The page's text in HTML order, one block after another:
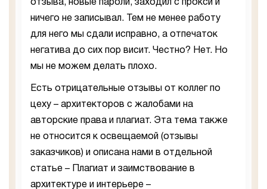
отзыва, новые пароли, заходил с прокси и
ничего не записывал. Тем не менее работу
для него мы сдали исправно, а отпечаток
негатива до сих пор висит. Честно? Нет. Но
мы не можем делать плохо.
Есть отрицательные отзывы от коллег по
цеху – архитекторов с жалобами на
авторские права и плагиат. Эта тема также
не относится к освещаемой (отзывы
заказчиков) и описана нами в отдельной
статье – Плагиат и заимствование в
архитектуре и интерьере –